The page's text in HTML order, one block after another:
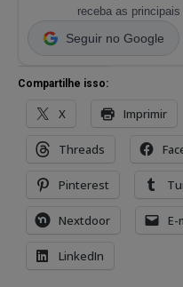
receba as
Seguir no Google
Compartilhe isso:
X Imprimir
Threads
Pinterest
Nextdoor E-
LinkedIn